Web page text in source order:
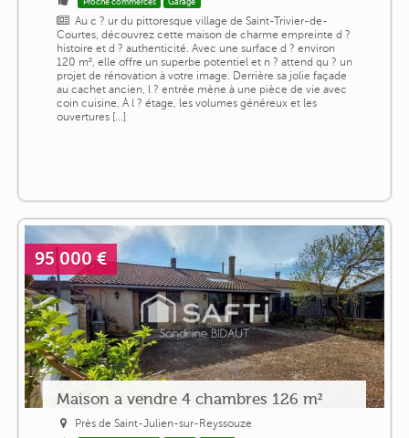
Au c ? ur du pittoresque village de Saint-Trivier-de-
Courtes, découvrez cette maison de charme empreinte d ?
histoire et d ? authenticité. Avec une surface d ? environ
120 m², elle offre un superbe potentiel et n ? attend qu ? un
projet de rénovation à votre image. Derrière sa jolie façade
au cachet ancien, l ? entrée mène à une pièce de vie avec
coin cuisine. À l ? étage, les volumes généreux et les
ouvertures [...]
95 000 €
Maison a vendre 4 chambres 126 m²
Près de Saint-Julien-sur-Reyssouze